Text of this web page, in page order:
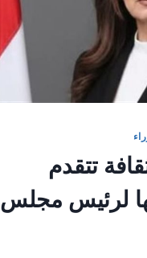
تتقدم
لرئيس مجلس